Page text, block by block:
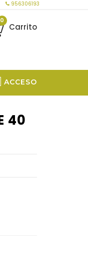
956306193
0
Carrito
ACCESO
40